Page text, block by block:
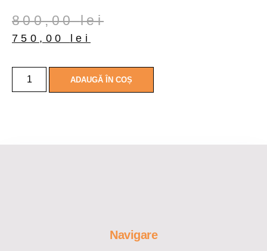
800,00lei
750,00 lei
ADAUGĂ ÎN COȘ
Navigare